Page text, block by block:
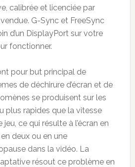
calibrée et licenciée par
G-Sync et FreeSync
d’un DisplayPort sur votre
fonctionner.
pour but principal de
de déchirure d’écran et de
se produisent sur les
plus rapides que la vitesse
jeu, ce qui résulte à l’écran en
deux ou en une
dans la vidéo. La
résout ce problème en